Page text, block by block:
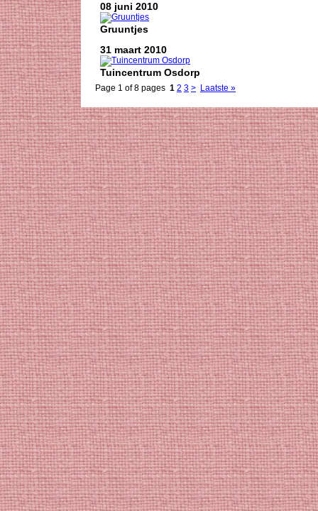
08 juni 2010
Gruuntjes
31 maart 2010
Tuincentrum Osdorp
Page 1 of 8 pages 1 2 3 > Laatste »